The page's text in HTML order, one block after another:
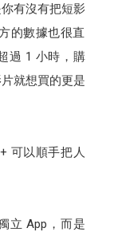
有沒有把短影
的數據也很直
過 1 小時，購
就想買的更是
可以順手把人
立 App，而是